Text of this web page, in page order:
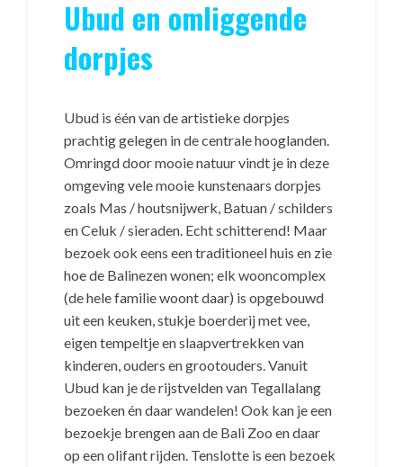
Ubud en omliggende
dorpjes
Ubud is één van de artistieke dorpjes
prachtig gelegen in de centrale hooglanden.
Omringd door mooie natuur vindt je in deze
omgeving vele mooie kunstenaars dorpjes
zoals Mas / houtsnijwerk, Batuan / schilders
en Celuk / sieraden. Echt schitterend! Maar
bezoek ook eens een traditioneel huis en zie
hoe de Balinezen wonen; elk wooncomplex
(de hele familie woont daar) is opgebouwd
uit een keuken, stukje boerderij met vee,
eigen tempeltje en slaapvertrekken van
kinderen, ouders en grootouders. Vanuit
Ubud kan je de rijstvelden van Tegallalang
bezoeken én daar wandelen! Ook kan je een
bezoekje brengen aan de Bali Zoo en daar
op een olifant rijden. Tenslotte is een bezoek